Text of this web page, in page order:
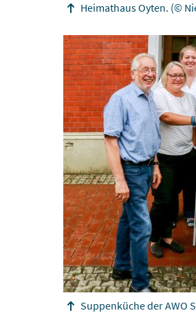
Heimathaus Oyten. (©
Suppenküche der AWO